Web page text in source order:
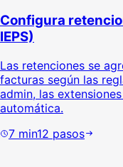
Configura
IEPS)
Las retenciones se
facturas según las
admin, las
automática.
7 min12 pasos